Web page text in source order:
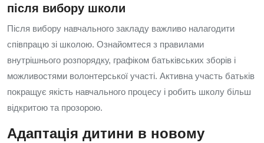
після вибору школи
Після вибору навчального закладу важливо налагодити
співпрацю зі школою. Ознайомтеся з правилами
внутрішнього розпорядку, графіком батьківських зборів і
можливостями волонтерської участі. Активна участь батьків
покращує якість навчального процесу і робить школу більш
відкритою та прозорою.
Адаптація дитини в новому